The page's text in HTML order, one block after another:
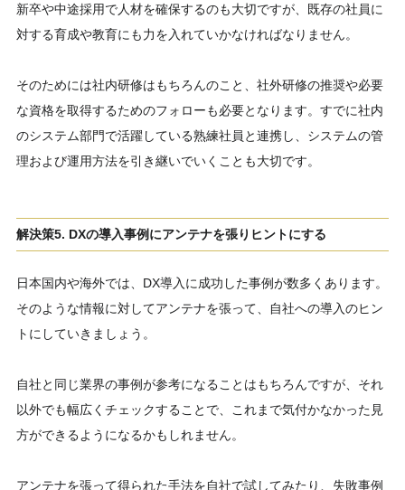
新卒や中途採用で人材を確保するのも大切ですが、既存の社員に
対する育成や教育にも力を入れていかなければなりません。
そのためには社内研修はもちろんのこと、社外研修の推奨や必要
な資格を取得するためのフォローも必要となります。すでに社内
のシステム部門で活躍している熟練社員と連携し、システムの管
理および運用方法を引き継いでいくことも大切です。
解決策5. DXの導入事例にアンテナを張りヒントにする
日本国内や海外では、DX導入に成功した事例が数多くあります。
そのような情報に対してアンテナを張って、自社への導入のヒン
トにしていきましょう。
自社と同じ業界の事例が参考になることはもちろんですが、それ
以外でも幅広くチェックすることで、これまで気付かなかった見
方ができるようになるかもしれません。
アンテナを張って得られた手法を自社で試してみたり、失敗事例